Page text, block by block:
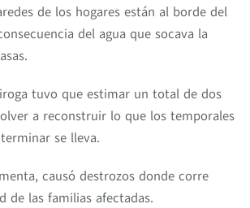
de los hogares están al borde del
del agua que socava la
tuvo que estimar un total de dos
a reconstruir lo que los temporales
se lleva.
causó destrozos donde corre
de las familias afectadas.